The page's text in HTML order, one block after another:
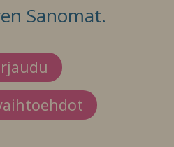
Sanomat.